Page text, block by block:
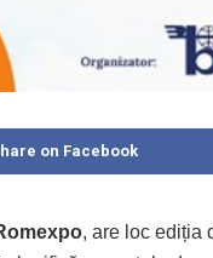
on Facebook
, are loc ediția